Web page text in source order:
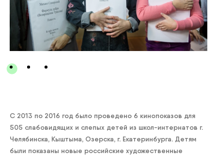
С 2013 по 2016 год было проведено 6 кинопоказов для
505 слабовидящих и слепых детей из школ-интернатов г.
Челябинска, Кыштыма, Озерска, г. Екатеринбурга. Детям
были показаны новые российские художественные